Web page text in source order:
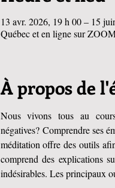
13 avr. 2026, 19 h 00 – 15
Québec et en ligne sur
À propos de
Nous vivons tous au
négatives? Comprendre ses
méditation offre des outils
comprend des explications
indésirables. Les principaux